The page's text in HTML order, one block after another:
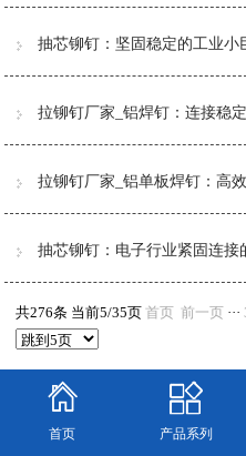
抽芯铆钉：坚固稳定的工业小
拉铆钉厂家_铝焊钉：连接稳
拉铆钉厂家_铝单板焊钉：高
抽芯铆钉：电子行业紧固连接
共276条 当前5/35页 首页 前一页 ···
首页 产品系列